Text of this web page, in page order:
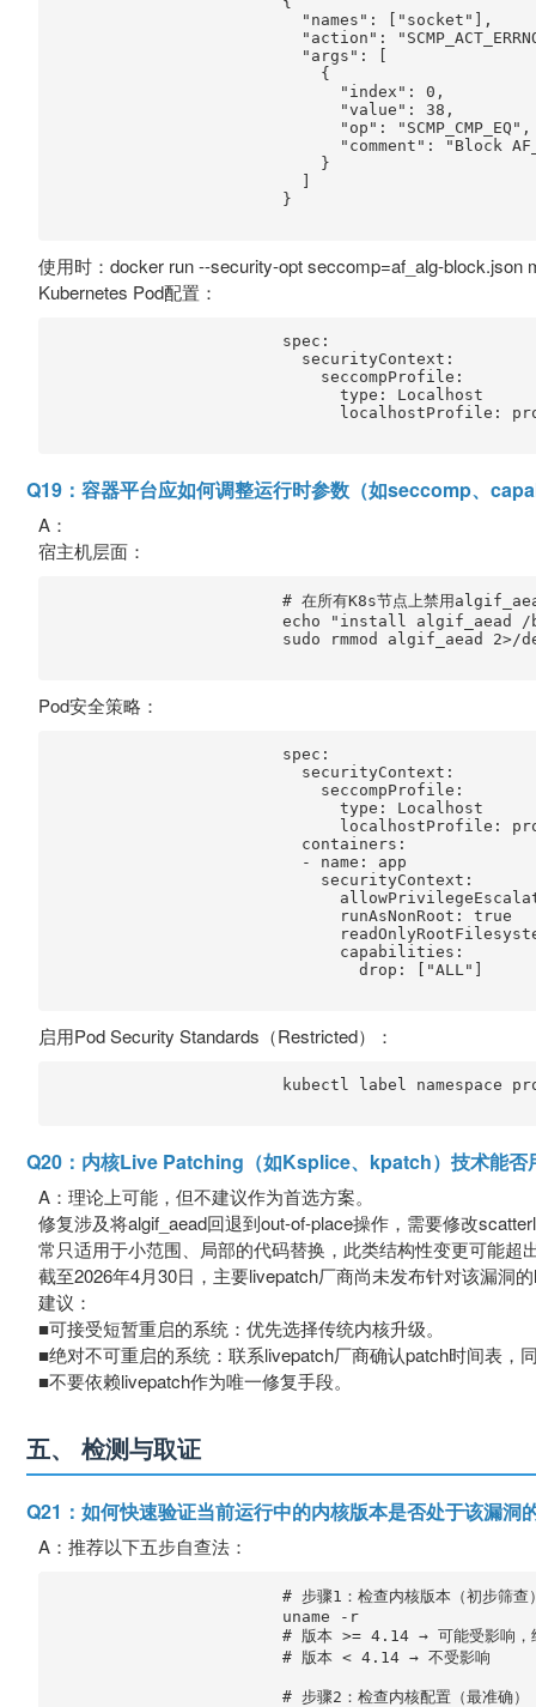
                          "names": ["socket"],
"action":
                          "args": [
                            {
                              "index": 0,
                              "value": 38,
                              "op": "SCMP_CMP_EQ",
"comment": "Block
                            }
                        }
使用时：docker run --security-opt seccomp=af_alg-block.json
Kubernetes Pod配置：
                        spec:
                          securityContext:
                            seccompProfile:
                              type: Localhost
localhostProfile:
Q19：容器平台应如何调整运行时参数（如seccomp、
A：
宿主机层面：
# 在所有K8s节点上禁用
echo "install algif_aead
sudo rmmod algif_aead 2>/
Pod安全策略：
                        spec:
                          securityContext:
                            seccompProfile:
                              type: Localhost
localhostProfile:
                          containers:
                          - name: app
                            securityContext:
                              runAsNonRoot: true
                              capabilities:
                                drop: ["ALL"]
启用Pod Security Standards（Restricted）：
kubectl label namespace
Q20：内核Live Patching（如Ksplice、kpatch）技术能否
A：理论上可能，但不建议作为首选方案。
修复涉及将algif_aead回退到out-of-place操作，需要修改
常只适用于小范围、局部的代码替换，此类结构性变更可能超
截至2026年4月30日，主要livepatch厂商尚未发布针对该漏洞
建议：
■可接受短暂重启的系统：优先选择传统内核升级。
■绝对不可重启的系统：联系livepatch厂商确认patch时间表，
■不要依赖livepatch作为唯一修复手段。
五、 检测与取证
Q21：如何快速验证当前运行中的内核版本是否处于该漏洞
A：推荐以下五步自查法：
# 步骤1：检查内核版本（初步筛查
                        uname -r
# 版本 >= 4.14 → 可能受影响，
                        # 版本 < 4.14 → 不受影响
                        # 步骤2：检查内核配置（最准确）